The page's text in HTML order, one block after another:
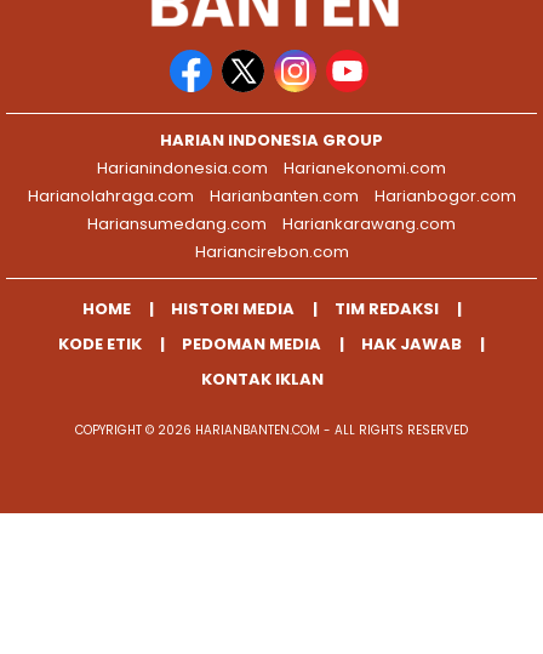
HARIAN INDONESIA GROUP
Harianindonesia.com
Harianekonomi.com
Harianolahraga.com
Harianbanten.com
Harianbogor.com
Hariansumedang.com
Hariankarawang.com
Hariancirebon.com
HOME HISTORI MEDIA
TIM REDAKSI
KODE ETIK
PEDOMAN MEDIA
HAK JAWAB
KONTAK IKLAN
COPYRIGHT © 2026 HARIANBANTEN.COM - ALL RIGHTS RESERVED